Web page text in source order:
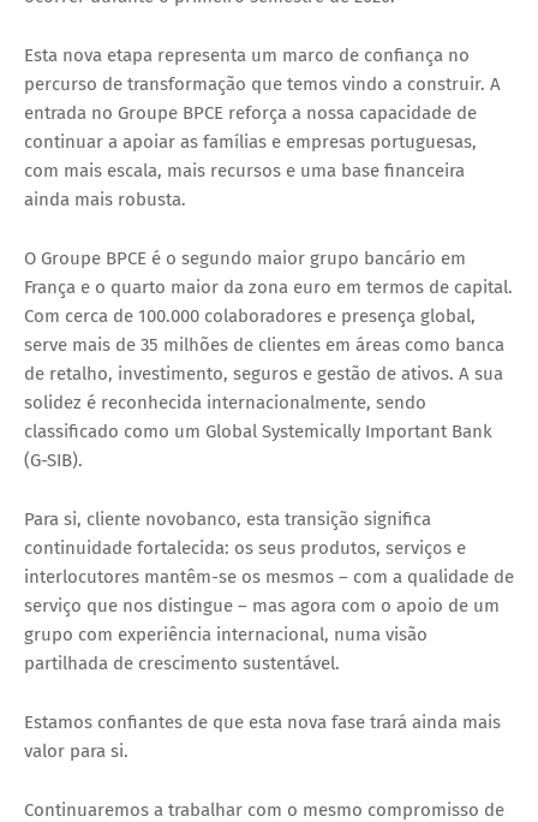
Esta nova etapa representa um marco de confiança no
percurso de transformação que temos vindo a construir. A
entrada no Groupe BPCE reforça a nossa capacidade de
continuar a apoiar as famílias e empresas portuguesas,
com mais escala, mais recursos e uma base financeira
ainda mais robusta.
O Groupe BPCE é o segundo maior grupo bancário em
França e o quarto maior da zona euro em termos de capital.
Com cerca de 100.000 colaboradores e presença global,
serve mais de 35 milhões de clientes em áreas como banca
de retalho, investimento, seguros e gestão de ativos. A sua
solidez é reconhecida internacionalmente, sendo
classificado como um Global Systemically Important Bank
(G-SIB).
Para si, cliente novobanco, esta transição significa
continuidade fortalecida: os seus produtos, serviços e
interlocutores mantêm-se os mesmos – com a qualidade de
serviço que nos distingue – mas agora com o apoio de um
grupo com experiência internacional, numa visão
partilhada de crescimento sustentável.
Estamos confiantes de que esta nova fase trará ainda mais
valor para si.
Continuaremos a trabalhar com o mesmo compromisso de